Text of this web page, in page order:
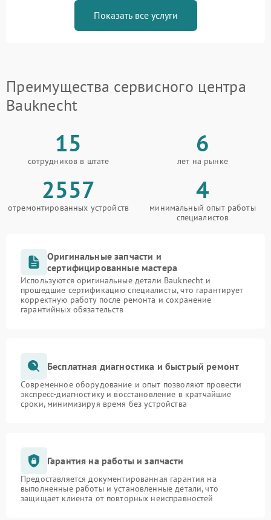
Показать все услуги
Преимущества сервисного центра
Bauknecht
15
сотрудников в штате
6
лет на рынке
2557
отремонтированных устройств
4
минимальный опыт работы
специалистов
Оригинальные запчасти и
сертифицированные мастера
Используются оригинальные детали Bauknecht и
прошедшие сертификацию специалисты, что гарантирует
корректную работу после ремонта и сохранение
гарантийных обязательств
Бесплатная диагностика и быстрый ремонт
Современное оборудование и опыт позволяют провести
экспресс-диагностику и восстановление в кратчайшие
сроки, минимизируя время без устройства
Гарантия на работы и запчасти
Предоставляется документированная гарантия на
выполненные работы и установленные детали, что
защищает клиента от повторных неисправностей